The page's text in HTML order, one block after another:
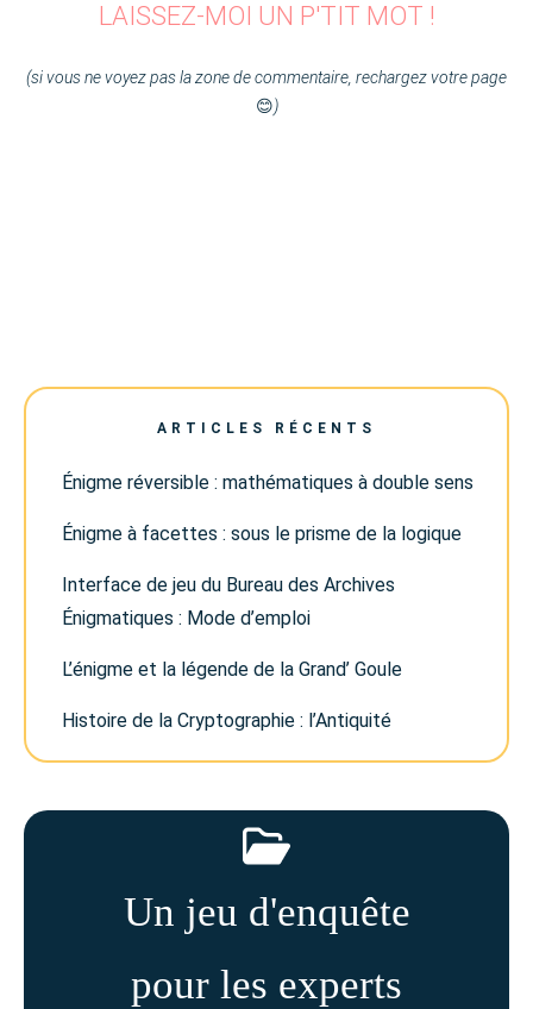
LAISSEZ-MOI UN P'TIT MOT !
(si vous ne voyez pas la zone de commentaire, rechargez votre page
😊)
ARTICLES RÉCENTS
Énigme réversible : mathématiques à double sens
Énigme à facettes : sous le prisme de la logique
Interface de jeu du Bureau des Archives
Énigmatiques : Mode d’emploi
L’énigme et la légende de la Grand’ Goule
Histoire de la Cryptographie : l’Antiquité
Un jeu d'enquête
pour les experts